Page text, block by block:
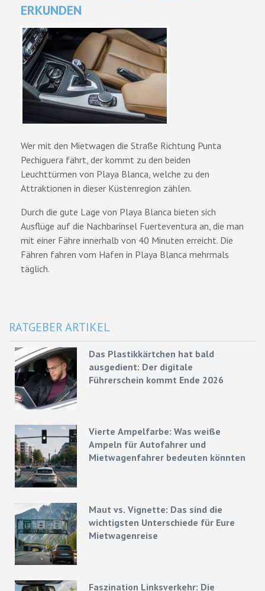
ERKUNDEN
Wer mit den Mietwagen die Straße Richtung Punta
Pechiguera fährt, der kommt zu den beiden
Leuchttürmen von Playa Blanca, welche zu den
Attraktionen in dieser Küstenregion zählen.
Durch die gute Lage von Playa Blanca bieten sich
Ausflüge auf die Nachbarinsel Fuerteventura an, die man
mit einer Fähre innerhalb von 40 Minuten erreicht. Die
Fähren fahren vom Hafen in Playa Blanca mehrmals
täglich.
RATGEBER ARTIKEL
Das Plastikkärtchen hat bald
ausgedient: Der digitale
Führerschein kommt Ende 2026
Vierte Ampelfarbe: Was weiße
Ampeln für Autofahrer und
Mietwagenfahrer bedeuten könnten
Maut vs. Vignette: Das sind die
wichtigsten Unterschiede für Eure
Mietwagenreise
Faszination Linksverkehr: Die